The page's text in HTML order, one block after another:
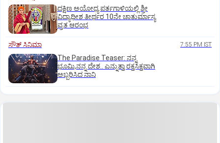
ದಕ್ಷಿಣ ಅಯೋಧ್ಯ ಪರ್ತಗಾಳಿಯಲ್ಲಿ ಶ್ರೀ
ವಿದ್ಯಾಧೀಶ ತೀರ್ಥರ 10ನೇ ಚಾತುರ್ಮಾಸ್ಯ
ವ್ರತ ಆರಂಭ
ಸೌತ್‌ ಸಿನಿಮಾ 7:55 PM IST
The Paradise Teaser: ನನ್ನ
ಭೂಮಿ,ನನ್ನ ದೇಶ.. ಎನ್ನುತ್ತಾ ರಕ್ತಸಿಕ್ತವಾಗಿ
ಅಬ್ಬರಿಸಿದ ನಾನಿ